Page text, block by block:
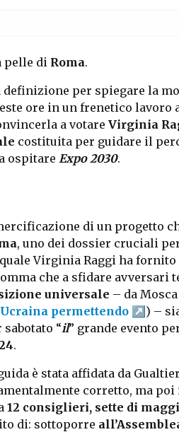
pelle di Roma.
per spiegare la
ore in un frenetico lavoro
a votare Virginia
costituita per guidare il
ospitare Expo 2030.
di un progetto
, uno dei dossier cruciali
Virginia Raggi ha
che a sfidare avversari
universale – da
permettendo
) –
“il” grande evento
.
è stata affidata da
corretto, ma
12 consiglieri, sette di
di: sottoporre